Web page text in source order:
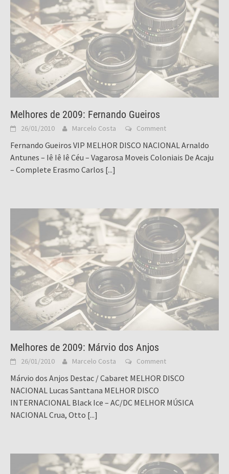
Melhores de 2009: Fernando Gueiros
26/01/2010 Marcelo Costa Comment
Fernando Gueiros VIP MELHOR DISCO NACIONAL Arnaldo
Antunes – Iê Iê Iê Céu – Vagarosa Moveis Coloniais De Acaju
– Complete Erasmo Carlos [...]
Melhores de 2009: Márvio dos Anjos
26/01/2010 Marcelo Costa Comment
Márvio dos Anjos Destac / Cabaret MELHOR DISCO
NACIONAL Lucas Santtana MELHOR DISCO
INTERNACIONAL Black Ice – AC/DC MELHOR MÚSICA
NACIONAL Crua, Otto [...]